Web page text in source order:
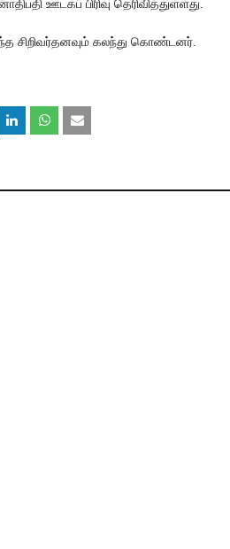
ஊடகப் பிரிவு தெரிவித்துள்ளது.
சிறிவர்தனவும் கலந்து கொண்டனர்.